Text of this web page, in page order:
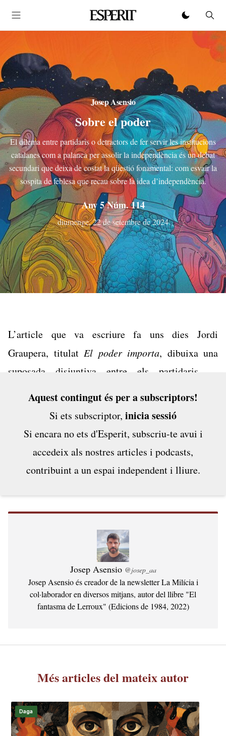
Josep Asensio
Sobre el poder
El dilema entre partidaris o detractors de fer servir les institucions
catalanes com a palanca per assolir la independència és un debat
secundari que deixa de costat la qüestió fonamental: com esvair la
sospita de feblesa que recau sobre la idea d’independència.
Any 5 Núm. 114
diumenge, 22 de setembre de 2024
L’article que va escriure fa uns dies Jordi
Graupera, titulat El poder importa, dibuixa una
suposada disjuntiva entre els partidaris de
partidaris d’abandonar-les. A un costat, hi hauria
aquells independentistes que consideren que la
Generalitat i la resta d’institucions...
Aquest contingut és per a subscriptors!
Si ets subscriptor, inicia sessió
Si encara no ets d'Esperit, subscriu-te avui i
accedeix als nostres articles i podcasts,
contribuint a un espai independent i lliure.
Josep Asensio @josep_aa
Josep Asensio és creador de la newsletter La Milícia i
col·laborador en diversos mitjans, autor del llibre "El
fantasma de Lerroux" (Edicions de 1984, 2022)
Més articles del mateix autor
Daga